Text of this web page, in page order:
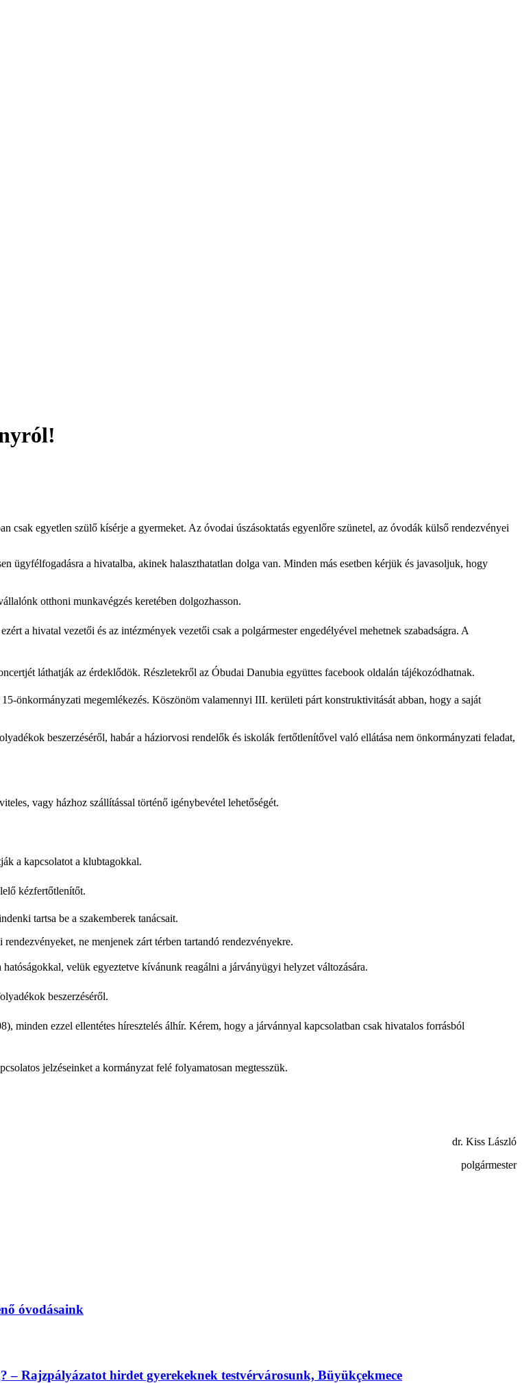
egyetlen szülő kísérje a gyermeket. Az óvodai úszásoktatás egyenlőre szünetel, az óvodák külső rendezvényei
ügyfélfogadásra a hivatalba, akinek halaszthatatlan dolga van. Minden más esetben kérjük és javasoljuk, hogy
otthoni munkavégzés keretében dolgozhasson.
a hivatal vezetői és az intézmények vezetői csak a polgármester engedélyével mehetnek szabadságra. A
láthatják az érdeklődök. Részletekről az Óbudai Danubia együttes facebook oldalán tájékozódhatnak.
önkormányzati megemlékezés. Köszönöm valamennyi III. kerületi párt konstruktivitását abban, hogy a saját
beszerzéséről, habár a háziorvosi rendelők és iskolák fertőtlenítővel való ellátása nem önkormányzati feladat,
vagy házhoz szállítással történő igénybevétel lehetőségét.
a kapcsolatot a klubtagokkal.
kézfertőtlenítőt.
tartsa be a szakemberek tanácsait.
ne menjenek zárt térben tartandó rendezvényekre.
velük egyeztetve kívánunk reagálni a járványügyi helyzet változására.
beszerzéséről.
minden ezzel ellentétes híresztelés álhír. Kérem, hogy a járvánnyal kapcsolatban csak hivatalos forrásból
jelzéseinket a kormányzat felé folyamatosan megtesszük.
dr. Kiss László
polgármester
óvodásaink
Rajzpályázatot hirdet gyerekeknek testvérvárosunk, Büyükçekmece